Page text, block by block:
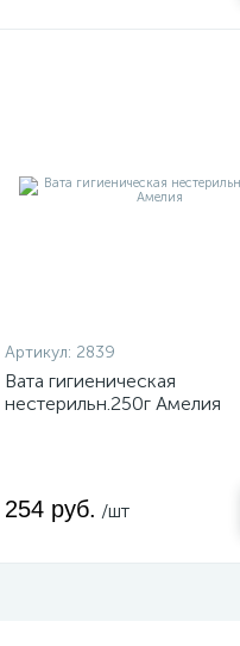
Артикул: 2839
Вата гигиеническая
нестерильн.250г Амелия
254 руб. /шт